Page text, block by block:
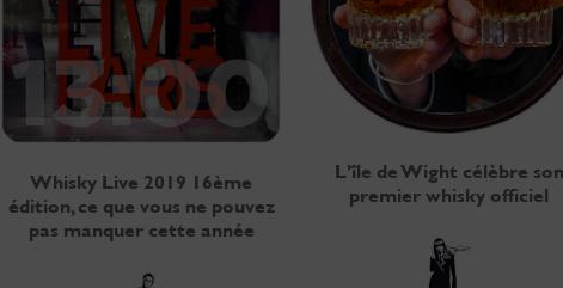
Whisky Live 2019 16ème
édition, ce que vous ne pouvez
pas manquer cette année
L’île de Wight célèbre son
premier whisky officiel